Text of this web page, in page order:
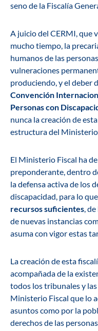
seno de la Fiscalía
A juicio del CERMI, que
mucho tiempo, la
humanos de las
vulneraciones
produciendo, y el deber
Convención
Personas con
nunca la creación de
estructura del Ministerio
El Ministerio Fiscal ha
preponderante, dentro
la defensa activa de los
discapacidad, para lo
recursos suficientes,
de nuevas instancias
asuma con vigor estas
La creación de esta
acompañada de la
todos los tribunales y
Ministerio Fiscal que lo
asuntos como por la
derechos de las